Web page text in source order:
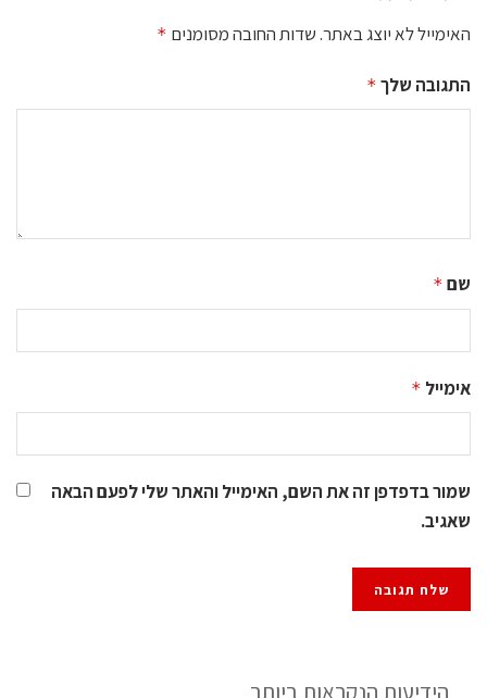
האימייל לא יוצג באתר.שדות החובה מסומנים *
התגובה שלך *
שם *
אימייל *
שמור בדפדפן זה את השם, האימייל והאתר שלי לפעם הבאה
שאגיב.
הידיעות הנקראות ביותר